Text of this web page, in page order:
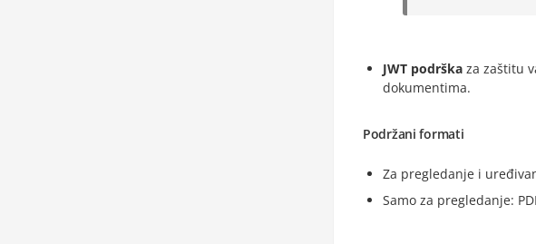
JWT podrška za zaštitu
dokumentima.
Podržani formati
Za pregledanje i
Samo za pregledanje: